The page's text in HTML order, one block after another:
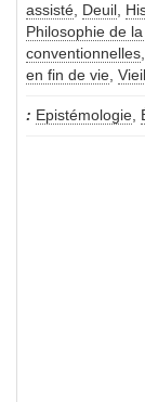
assisté
Deuil
Philosophie de
conventionnelles
en fin de vie
Epistémologie